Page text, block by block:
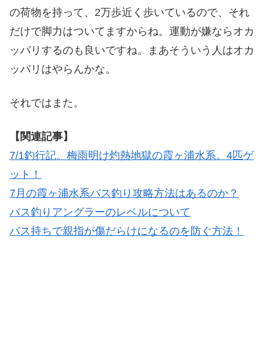
の荷物を持って、2万歩近く歩いているので、それ
だけで脚力はついてますからね。運動が嫌ならオカ
ッパリするのも良いですね。まあそういう人はオカ
ッパリはやらんかな。
それではまた。
【関連記事】
7/1釣行記。梅雨明け灼熱地獄の霞ヶ浦水系。4匹ゲ
ット！
7月の霞ヶ浦水系バス釣り攻略方法はあるのか？
バス釣りアングラーのレベルについて
バス持ちで親指が傷だらけになるのを防ぐ方法！